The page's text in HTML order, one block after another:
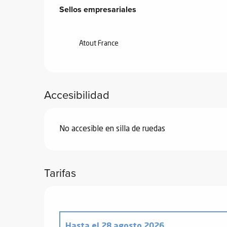
Sellos empresariales
Sellos empresariales
Atout France
Accesibilidad
No accesible en silla de ruedas
Tarifas